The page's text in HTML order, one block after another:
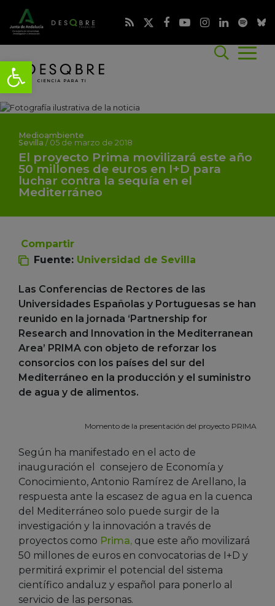
Medioambiente
Sevilla / 05 de marzo de 2018
El proyecto Prima movilizará este año
50 millones de euros en I+D para
luchar contra la sequía en el
Mediterráneo
Compartir
Fuente: Universidad de Sevilla
Las Conferencias de Rectores de las
Universidades Españolas y Portuguesas se han
reunido en la jornada ‘Partnership for
Research and Innovation in the Mediterranean
Area’ PRIMA con objeto de reforzar los
consorcios con los países del sur del
Mediterráneo en la producción y el suministro
de agua y de alimentos.
Momento de la presentación del proyecto PRIMA
Según ha manifestado en el acto de
inauguración el consejero de Economía y
Conocimiento, Antonio Ramírez de Arellano, la
respuesta ante la escasez de agua en la cuenca
del Mediterráneo solo puede surgir de la
investigación y la innovación a través de
proyectos como Prima, que este año movilizará
50 millones de euros en convocatorias de I+D y
permitirá exprimir el potencial del sistema
científico andaluz y español para ponerlo al
servicio de las personas.